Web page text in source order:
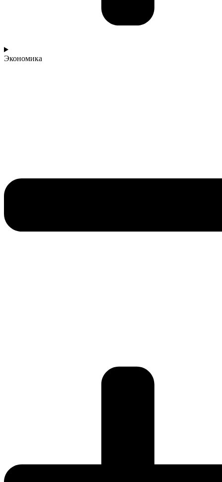
Экономика